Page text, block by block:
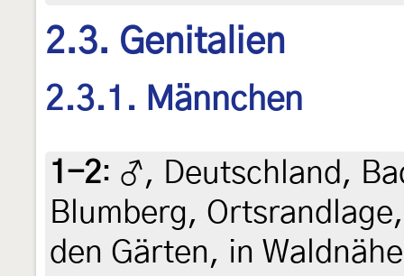
2.3. Genitalien
2.3.1. Männchen
1-2: ♂, Deutschland,
Blumberg,
den Gärten, in